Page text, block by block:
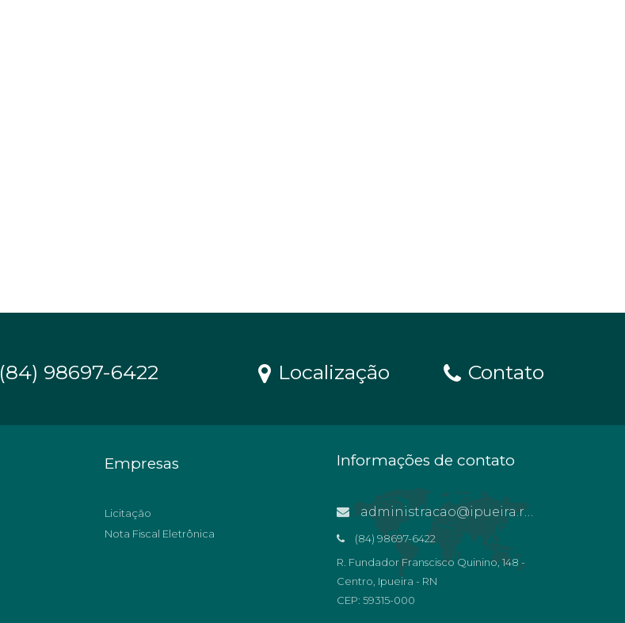
(84) 98697-6422 Localização Contato
Empresas
Licitação
Nota Fiscal Eletrônica
Informações de contato
administracao@ipueira.rn.gov.br
(84) 98697-6422
R. Fundador Franscisco Quinino, 148 -
Centro, Ipueira - RN
CEP: 59315-000